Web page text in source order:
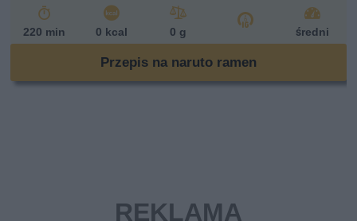
220 min 0 kcal 0 g średni
Przepis na naruto ramen